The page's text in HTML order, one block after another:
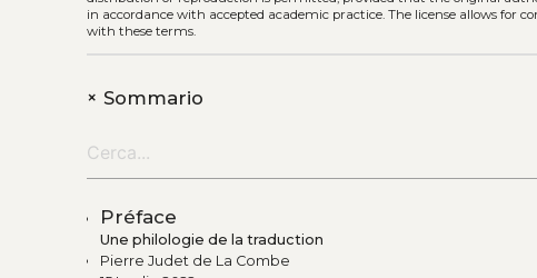
in accordance with accepted academic practice. The license allows for
with these terms.
+Sommario
Préface
Une philologie de la traduction
Pierre Judet de La Combe